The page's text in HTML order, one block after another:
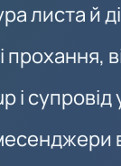
листа й
прохання,
і